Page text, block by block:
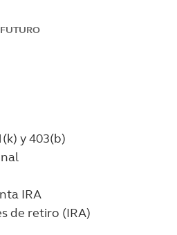
y 403(b)
IRA
de retiro (IRA)